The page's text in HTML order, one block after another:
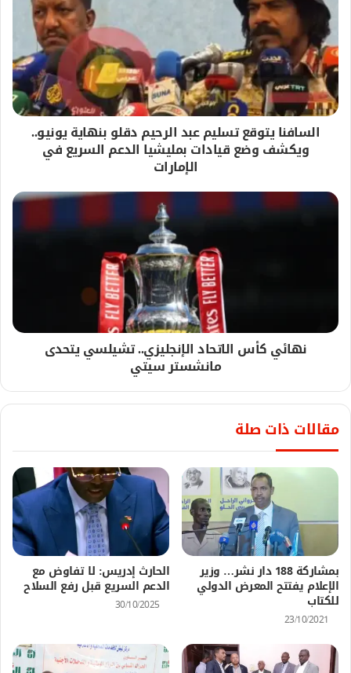
السافنا يتوقع تسليم عبد الرحيم دقلو بنهاية يونيو..
ويكشف وضع قيادات بمليشيا الدعم السريع في
الإمارات
نهائي كأس الاتحاد الإنجليزي.. تشيلسي يتحدى
مانشستر سيتي
مقالات ذات صلة
بمشاركة 188 دار نشر… وزير
الإعلام يفتتح المعرض الدولي
للكتاب
23/10/2021
الحارث إدريس: لا تفاوض مع
الدعم السريع قبل رفع السلاح
30/10/2025